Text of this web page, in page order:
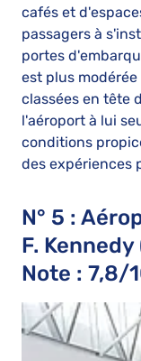
cafés et
passagers à
portes
est plus
classées en tête
l'aéroport à lui
conditions
des expériences
N° 5 :
F.
Note : 7,8/